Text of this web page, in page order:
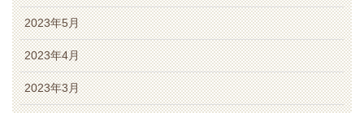
2023年5月
2023年4月
2023年3月